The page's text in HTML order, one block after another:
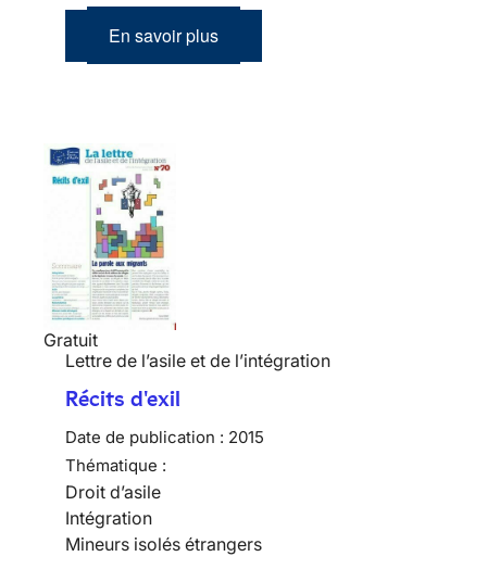
En savoir plus
Gratuit
Lettre de l’asile et de l’intégration
Récits d'exil
Date de publication : 2015
Thématique :
Droit d’asile
Intégration
Mineurs isolés étrangers